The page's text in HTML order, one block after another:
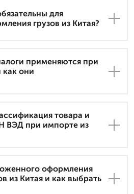
для
грузов из Китая?
применяются при
как они
товара и
ВЭД при импорте из
оформления
из Китая и как выбрать